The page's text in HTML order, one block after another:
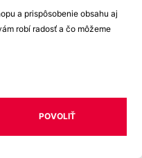
a prispôsobenie obsahu aj
robí radosť a čo môžeme
POVOLIŤ